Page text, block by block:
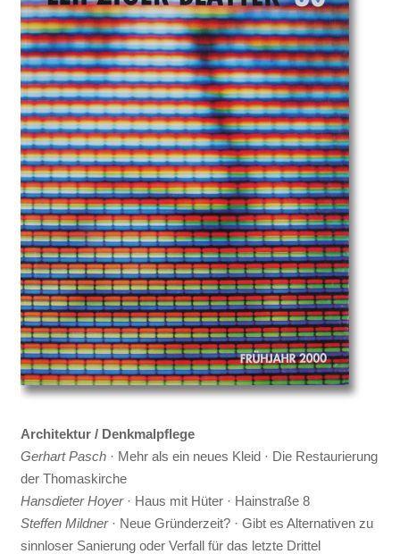
Architektur / Denkmalpflege
Gerhart Pasch· Mehr als ein neues Kleid · Die Restaurierung
der Thomaskirche
Hansdieter Hoyer· Haus mit Hüter · Hainstraße 8
Steffen Mildner· Neue Gründerzeit? · Gibt es Alternativen zu
sinnloser Sanierung oder Verfall für das letzte Drittel